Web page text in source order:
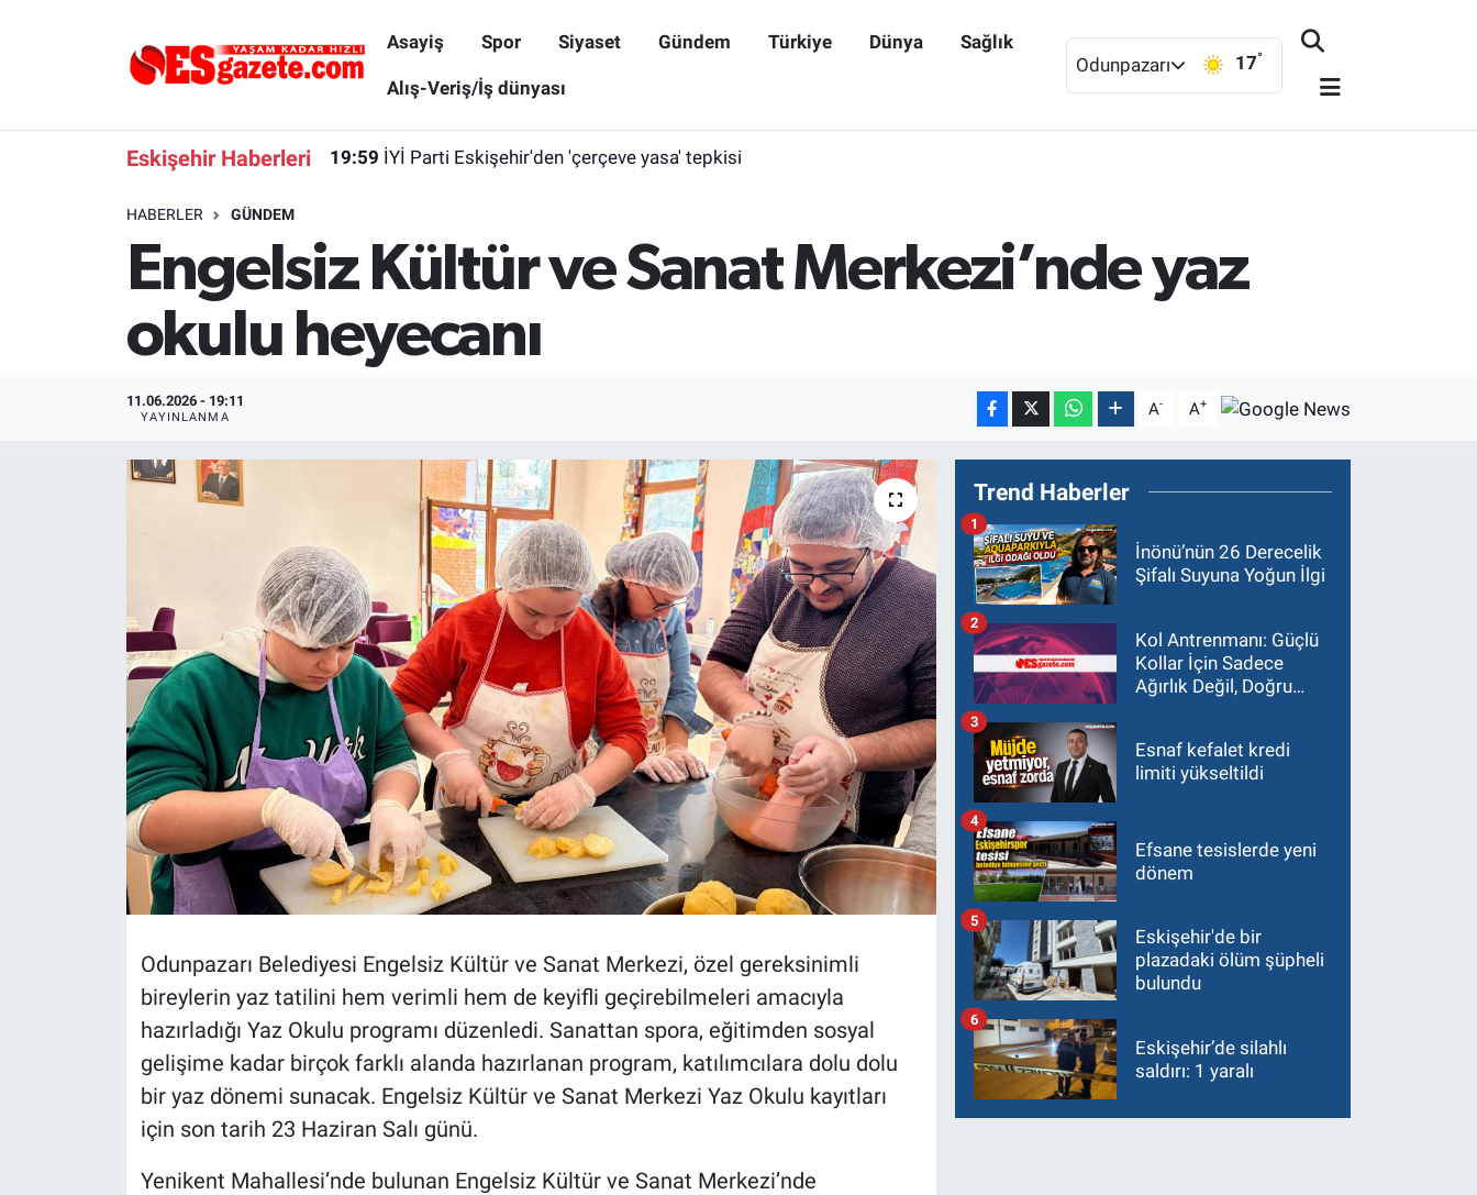
Asayiş Spor Siyaset Gündem Türkiye Dünya Sağlık
Alış-Veriş/İş dünyası
Odunpazarı 17°
Eskişehir Haberleri 19:59 İYİ Parti Eskişehir'den 'çerçeve yasa' tepkisi
HABERLER GÜNDEM
Engelsiz Kültür ve Sanat Merkezi’nde yaz
okulu heyecanı
11.06.2026 - 19:11
YAYINLANMA A- A+
Odunpazarı Belediyesi Engelsiz Kültür ve Sanat Merkezi, özel gereksinimli
bireylerin yaz tatilini hem verimli hem de keyifli geçirebilmeleri amacıyla
hazırladığı Yaz Okulu programı düzenledi. Sanattan spora, eğitimden sosyal
gelişime kadar birçok farklı alanda hazırlanan program, katılımcılara dolu dolu
bir yaz dönemi sunacak. Engelsiz Kültür ve Sanat Merkezi Yaz Okulu kayıtları
için son tarih 23 Haziran Salı günü.
Yenikent Mahallesi’nde bulunan Engelsiz Kültür ve Sanat Merkezi’nde
Trend Haberler
İnönü’nün 26 Derecelik
Şifalı Suyuna Yoğun İlgi
1
Kol Antrenmanı: Güçlü
Kollar İçin Sadece
Ağırlık Değil, Doğru
2
Esnaf kefalet kredi
limiti yükseltildi
3
Efsane tesislerde yeni
dönem
4
Eskişehir'de bir
plazadaki ölüm şüpheli
bulundu
5
Eskişehir’de silahlı
saldırı: 1 yaralı
6
Alış-Veriş/İş dünyası
Eskişehirspor Arşivi
Eskişehir Arşivi
Kültür Sanat
Bilim ve Teknoloji
Eskişehir Nöbetçi Eczaneler
Süper Lig Puan Durumu ve Fikstür
Tüm Manşetler
Haber Arşivi